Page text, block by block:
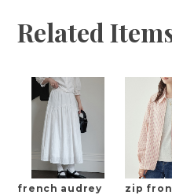
Related
french audrey
zip